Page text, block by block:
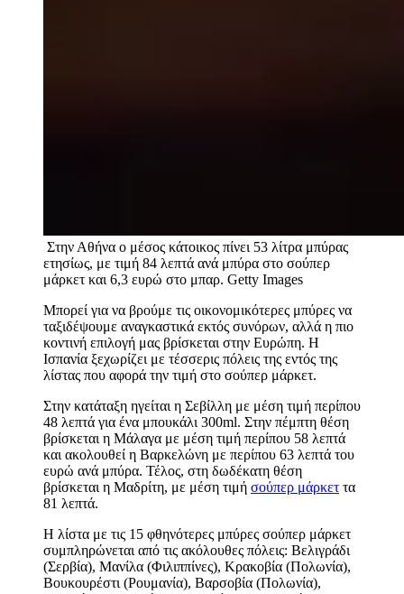
Στην Αθήνα ο μέσος κάτοικος πίνει 53 λίτρα μπύρας
ετησίως, με τιμή 84 λεπτά ανά μπύρα στο σούπερ
μάρκετ και 6,3 ευρώ στο μπαρ. Getty Images
Μπορεί για να βρούμε τις οικονομικότερες μπύρες να
ταξιδέψουμε αναγκαστικά εκτός συνόρων, αλλά η πιο
κοντινή επιλογή μας βρίσκεται στην Ευρώπη. Η
Ισπανία ξεχωρίζει με τέσσερις πόλεις της εντός της
λίστας που αφορά την τιμή στο σούπερ μάρκετ.
Στην κατάταξη ηγείται η Σεβίλλη με μέση τιμή περίπου
48 λεπτά για ένα μπουκάλι 300ml. Στην πέμπτη θέση
βρίσκεται η Μάλαγα με μέση τιμή περίπου 58 λεπτά
και ακολουθεί η Βαρκελώνη με περίπου 63 λεπτά του
ευρώ ανά μπύρα. Τέλος, στη δωδέκατη θέση
βρίσκεται η Μαδρίτη, με μέση τιμή σούπερ μάρκετ τα
81 λεπτά.
Η λίστα με τις 15 φθηνότερες μπύρες σούπερ μάρκετ
συμπληρώνεται από τις ακόλουθες πόλεις: Βελιγράδι
(Σερβία), Μανίλα (Φιλιππίνες), Κρακοβία (Πολωνία),
Βουκουρέστι (Ρουμανία), Βαρσοβία (Πολωνία),